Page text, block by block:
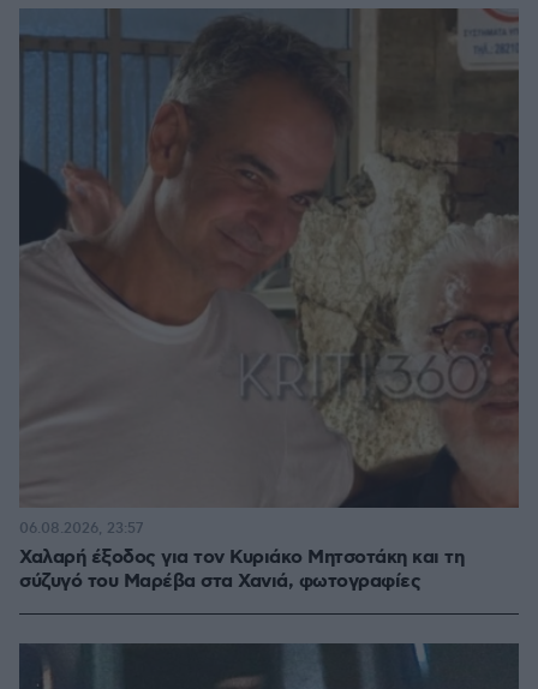
Χαλαρή έξοδος για τον Κυριάκο Μητσοτάκη και τη
σύζυγό του Μαρέβα στα Χανιά, φωτογραφίες
06.08.2026, 23:57